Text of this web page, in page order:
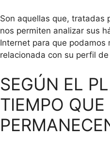
Son aquellas que, tratadas
nos permiten analizar sus
Internet para que podamos
relacionada con su perfil
SEGÚN EL
TIEMPO QUE